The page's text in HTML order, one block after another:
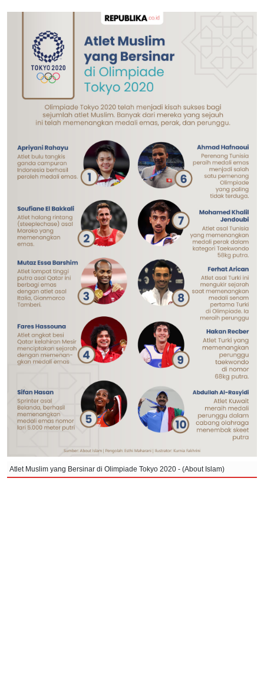
Atlet Muslim yang Bersinar di Olimpiade Tokyo 2020 - (About Islam)